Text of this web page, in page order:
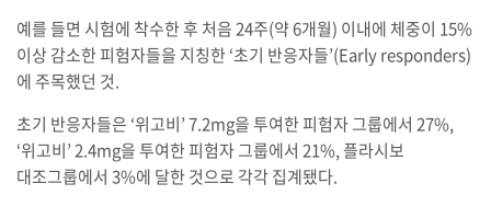
예를 들면 시험에 착수한 후 처음 24주(약 6개월) 이내에 체중이 15%
이상 감소한 피험자들을 지칭한 ‘초기 반응자들’(Early responders)
에 주목했던 것.
초기 반응자들은 ‘위고비’ 7.2mg을 투여한 피험자 그룹에서 27%,
‘위고비’ 2.4mg을 투여한 피험자 그룹에서 21%, 플라시보
대조그룹에서 3%에 달한 것으로 각각 집계됐다.